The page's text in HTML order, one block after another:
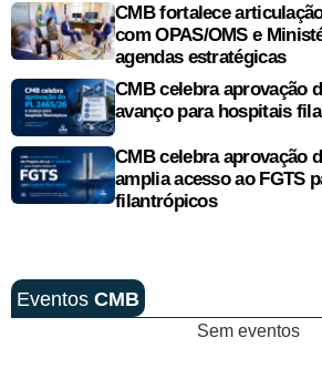
CMB fortalece
com OPAS/OMS e
agendas estratégicas
CMB celebra aprovação
avanço para hospitais
CMB celebra aprovação
amplia acesso ao FGTS
filantrópicos
Eventos CMB
Sem eventos